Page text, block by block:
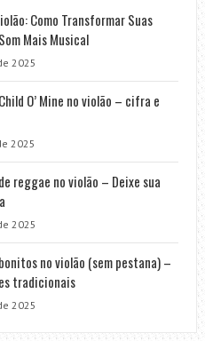
Como Transformar Suas
Mais Musical
2025
O’ Mine no violão – cifra e
2025
reggae no violão – Deixe sua
2025
no violão (sem pestana) –
tradicionais
2025